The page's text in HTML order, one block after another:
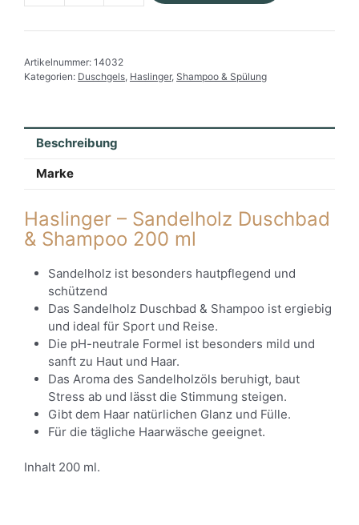
-
Sandelholz
Shampoo
Artikelnummer: 14032
Kategorien: Duschgels, Haslinger, Shampoo & Spülung
Beschreibung
Marke
Haslinger – Sandelholz Duschbad
& Shampoo 200 ml
Sandelholz ist besonders hautpflegend und
schützend
Das Sandelholz Duschbad & Shampoo ist ergiebig
und ideal für Sport und Reise.
Die pH-neutrale Formel ist besonders mild und
sanft zu Haut und Haar.
Das Aroma des Sandelholzöls beruhigt, baut
Stress ab und lässt die Stimmung steigen.
Gibt dem Haar natürlichen Glanz und Fülle.
Für die tägliche Haarwäsche geeignet.
Inhalt 200 ml.